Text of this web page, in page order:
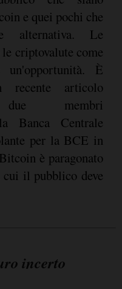
e quei pochi che
alternativa. Le
criptovalute come
È
recente articolo
membri
Banca Centrale
per la BCE in
è paragonato
cui il pubblico deve
incerto